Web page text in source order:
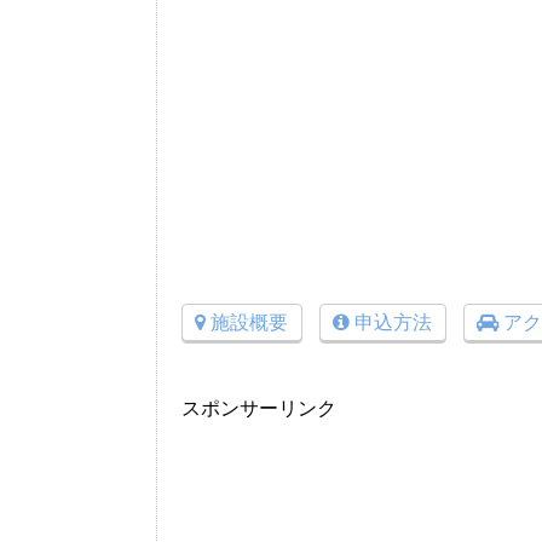
施設概要 申込方法 ア
スポンサーリンク